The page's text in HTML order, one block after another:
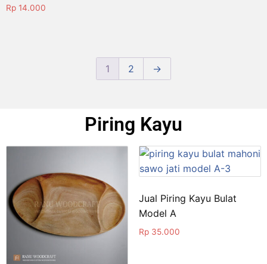
Rp 14.000
1 2 →
Piring Kayu
Jual Piring Kayu Bulat
Model A
Rp35.000